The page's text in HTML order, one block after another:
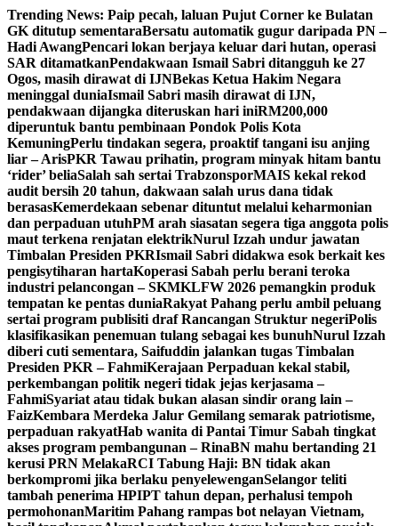
Skip
to
content
Trending News: Paip pecah, laluan Pujut Corner ke Bulatan
GK ditutup sementaraBersatu automatik gugur daripada PN –
Hadi AwangPencari lokan berjaya keluar dari hutan, operasi
SAR ditamatkanPendakwaan Ismail Sabri ditangguh ke 27
Ogos, masih dirawat di IJNBekas Ketua Hakim Negara
meninggal duniaIsmail Sabri masih dirawat di IJN,
pendakwaan dijangka diteruskan hari iniRM200,000
diperuntuk bantu pembinaan Pondok Polis Kota
KemuningPerlu tindakan segera, proaktif tangani isu anjing
liar – ArisPKR Tawau prihatin, program minyak hitam bantu
‘rider’ beliaSalah sah sertai TrabzonsporMAIS kekal rekod
audit bersih 20 tahun, dakwaan salah urus dana tidak
berasasKemerdekaan sebenar dituntut melalui keharmonian
dan perpaduan utuhPM arah siasatan segera tiga anggota polis
maut terkena renjatan elektrikNurul Izzah undur jawatan
Timbalan Presiden PKRIsmail Sabri didakwa esok berkait kes
pengisytiharan hartaKoperasi Sabah perlu berani teroka
industri pelancongan – SKMKLFW 2026 pemangkin produk
tempatan ke pentas duniaRakyat Pahang perlu ambil peluang
sertai program publisiti draf Rancangan Struktur negeriPolis
klasifikasikan penemuan tulang sebagai kes bunuhNurul Izzah
diberi cuti sementara, Saifuddin jalankan tugas Timbalan
Presiden PKR – FahmiKerajaan Perpaduan kekal stabil,
perkembangan politik negeri tidak jejas kerjasama –
FahmiSyariat atau tidak bukan alasan sindir orang lain –
FaizKembara Merdeka Jalur Gemilang semarak patriotisme,
perpaduan rakyatHab wanita di Pantai Timur Sabah tingkat
akses program pembangunan – RinaBN mahu bertanding 21
kerusi PRN MelakaRCI Tabung Haji: BN tidak akan
berkompromi jika berlaku penyelewenganSelangor teliti
tambah penerima HPIPT tahun depan, perhalusi tempoh
permohonanMaritim Pahang rampas bot nelayan Vietnam,